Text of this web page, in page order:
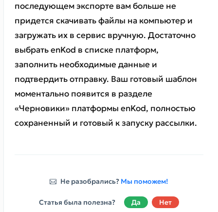
последующем экспорте вам больше не
придется скачивать файлы на компьютер и
загружать их в сервис вручную. Достаточно
выбрать enKod в списке платформ,
заполнить необходимые данные и
подтвердить отправку. Ваш готовый шаблон
моментально появится в разделе
«Черновики» платформы enKod, полностью
сохраненный и готовый к запуску рассылки.
Не разобрались? Мы поможем!
Статья была полезна? Да Нет